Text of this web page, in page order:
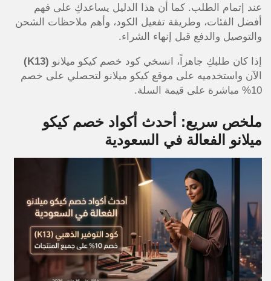
عند إتمام الطلب. كما أن هذا الدليل يساعدكِ على فهم
أفضل الفئات، وطريقة تفعيل الكود، وأهم ملاحظات الشحن
والتوصيل والدفع قبل إنهاء الشراء.
إذا كان طلبكِ جاهزاً، انسخي كود خصم كيكو ميلانو (K13)
الآن واستخدميه على موقع كيكو ميلانو لتحصلي على خصم
10% مباشرة على قيمة السلة.
ملخص سريع: أحدث أكواد خصم كيكو
ميلانو الفعالة في السعودية